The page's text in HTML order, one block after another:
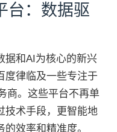
台：数据驱
据和AI为核心的新兴
度律临及一些专注于
商。这些平台不再单
技术手段，更智能地
效率和精准度。